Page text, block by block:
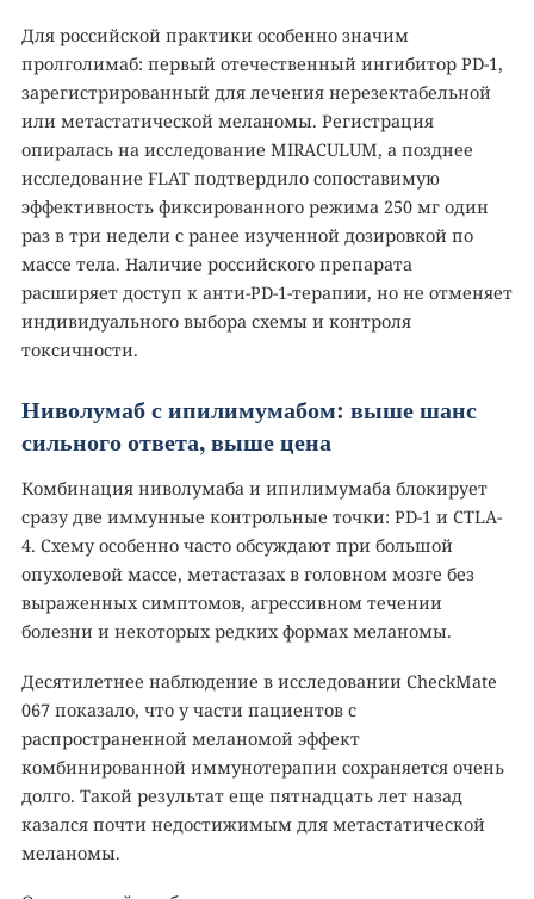
Для российской практики особенно значим
пролголимаб: первый отечественный ингибитор PD-1,
зарегистрированный для лечения нерезектабельной
или метастатической меланомы. Регистрация
опиралась на исследование MIRACULUM, а позднее
исследование FLAT подтвердило сопоставимую
эффективность фиксированного режима 250 мг один
раз в три недели с ранее изученной дозировкой по
массе тела. Наличие российского препарата
расширяет доступ к анти-PD-1-терапии, но не отменяет
индивидуального выбора схемы и контроля
токсичности.
Ниволумаб с ипилимумабом: выше шанс
сильного ответа, выше цена
Комбинация ниволумаба и ипилимумаба блокирует
сразу две иммунные контрольные точки: PD-1 и CTLA-
4. Схему особенно часто обсуждают при большой
опухолевой массе, метастазах в головном мозге без
выраженных симптомов, агрессивном течении
болезни и некоторых редких формах меланомы.
Десятилетнее наблюдение в исследовании CheckMate
067 показало, что у части пациентов с
распространенной меланомой эффект
комбинированной иммунотерапии сохраняется очень
долго. Такой результат еще пятнадцать лет назад
казался почти недостижимым для метастатической
меланомы.